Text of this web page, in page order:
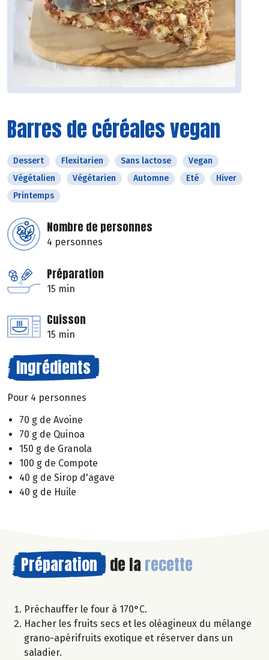
Barres de céréales vegan
Dessert Flexitarien Sans lactose
Vegan
Végétalien
Végétarien Automne Eté
Hiver
Printemps
Nombre de personnes
4 personnes
Préparation
15 min
Cuisson
15 min
Ingrédients
Pour 4 personnes
70 g de Avoine
70 g de Quinoa
150 g de Granola
100 g de Compote
40 g de Sirop d'agave
40 g de Huile
Préparation de la recette
Préchauffer le four à 170°C.
Hacher les fruits secs et les oléagineux du mélange
grano-apérifruits exotique et réserver dans un
saladier.